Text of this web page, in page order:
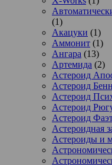
(1)
Акацуки (1)
Аммонит (1)
Ангара (13)
Артемида (2)
Астероид
Астероид
Астероид
Астероид
Астероид
Астероидная
Астероиды и